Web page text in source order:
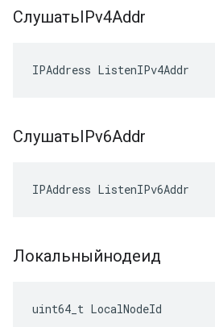
СлушатьIPv4Addr
IPAddress ListenIPv4Addr
СлушатьIPv6Addr
IPAddress ListenIPv6Addr
Локальныйнодеид
uint64_t LocalNodeId